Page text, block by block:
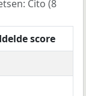
Cito (8
score